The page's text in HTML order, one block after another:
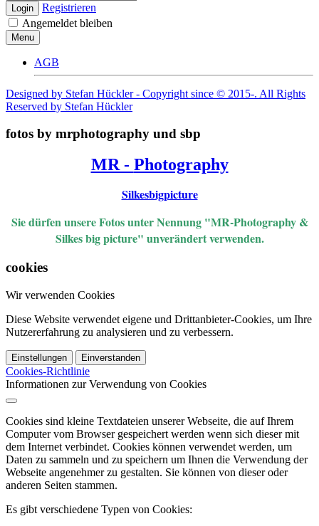
Login
Registrieren
Angemeldet bleiben
Menu
AGB
Designed by Stefan Hückler - Copyright since © 2015-. All Rights
Reserved by Stefan Hückler
fotos by mrphotography und sbp
MR - Photography
Silkesbigpicture
Sie dürfen unsere Fotos unter Nennung "MR-Photography &
Silkes big picture" unverändert verwenden.
cookies
Wir verwenden Cookies
Diese Website verwendet eigene und Drittanbieter-Cookies, um Ihre
Nutzererfahrung zu analysieren und zu verbessern.
Einstellungen Einverstanden
Cookies-Richtlinie
Informationen zur Verwendung von Cookies
Cookies sind kleine Textdateien unserer Webseite, die auf Ihrem
Computer vom Browser gespeichert werden wenn sich dieser mit
dem Internet verbindet. Cookies können verwendet werden, um
Daten zu sammeln und zu speichern um Ihnen die Verwendung der
Webseite angenehmer zu gestalten. Sie können von dieser oder
anderen Seiten stammen.
Es gibt verschiedene Typen von Cookies: